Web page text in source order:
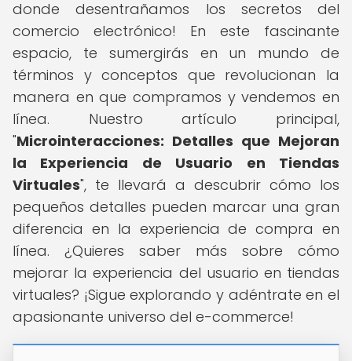
donde desentrañamos los secretos del
comercio electrónico! En este fascinante
espacio, te sumergirás en un mundo de
términos y conceptos que revolucionan la
manera en que compramos y vendemos en
línea. Nuestro artículo principal,
"Microinteracciones: Detalles que Mejoran
la Experiencia de Usuario en Tiendas
Virtuales", te llevará a descubrir cómo los
pequeños detalles pueden marcar una gran
diferencia en la experiencia de compra en
línea. ¿Quieres saber más sobre cómo
mejorar la experiencia del usuario en tiendas
virtuales? ¡Sigue explorando y adéntrate en el
apasionante universo del e-commerce!